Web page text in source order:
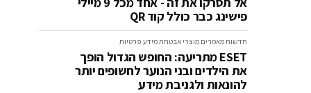
פישינג כבר כולל קוד QR
חדשותמאמרים מוצרי אבטחת מידע פרטיות
ESET מתריעה: החופש הגדול הופך
את הילדים ובני הנוער לחשופים יותר
להונאות ולגניבת מידע